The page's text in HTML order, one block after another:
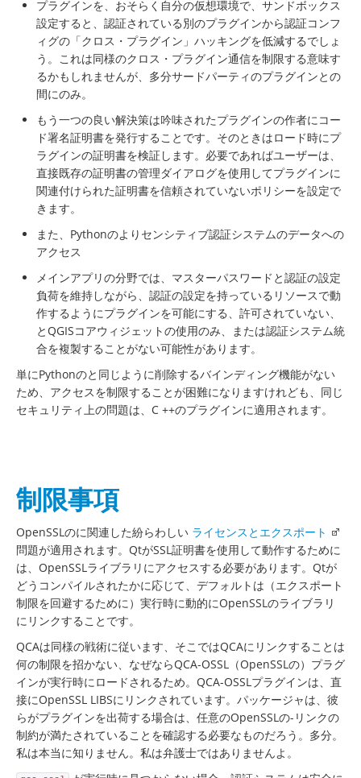
プラグインを、おそらく自分の仮想環境で、サンドボックス
設定すると、認証されている別のプラグインから認証コンフ
ィグの「クロス・プラグイン」ハッキングを低減するでしょ
う。これは同様のクロス・プラグイン通信を制限する意味す
るかもしれませんが、多分サードパーティのプラグインとの
間にのみ。
もう一つの良い解決策は吟味されたプラグインの作者にコー
ド署名証明書を発行することです。そのときはロード時にプ
ラグインの証明書を検証します。必要であればユーザーは、
直接既存の証明書の管理ダイアログを使用してプラグインに
関連付けられた証明書を信頼されていないポリシーを設定で
きます。
また、Pythonのよりセンシティブ認証システムのデータへの
アクセス
メインアプリの分野では、マスターパスワードと認証の設定
負荷を維持しながら、認証の設定を持っているリソースで動
作するようにプラグインを可能にする、許可されていない、
とQGISコアウィジェットの使用のみ、または認証システム統
合を複製することがない可能性があります。
単にPythonのと同じように削除するバインディング機能がない
ため、アクセスを制限することが困難になりますけれども、同じ
セキュリティ上の問題は、C ++のプラグインに適用されます。
制限事項
OpenSSLのに関連した紛らわしい ライセンスとエクスポート
問題が適用されます。QtがSSL証明書を使用して動作するために
は、OpenSSLライブラリにアクセスする必要があります。Qtが
どうコンパイルされたかに応じて、デフォルトは（エクスポート
制限を回避するために）実行時に動的にOpenSSLのライブラリ
にリンクすることです。
QCAは同様の戦術に従います、そこではQCAにリンクすることは
何の制限を招かない、なぜならQCA-OSSL（OpenSSLの）プラグ
インが実行時にロードされるため。QCA-OSSLプラグインは、直
接にOpenSSL LIBSにリンクされています。パッケージャは、彼
らがプラグインを出荷する場合は、任意のOpenSSLの-リンクの
制約が満たされていることを確認する必要なものだろう。多分。
私は本当に知りません。私は弁護士ではありませんよ。